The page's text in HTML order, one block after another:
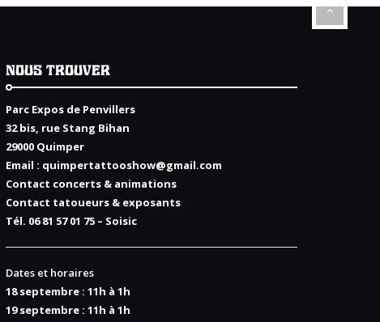
NOUS TROUVER
Parc Expos de Penvillers
32 bis, rue Stang Bihan
29000 Quimper
Email : quimpertattooshow@gmail.com
Contact concerts & animations
Contact tatoueurs & exposants
Tél. 06 81 57 01 75 – Soisic
Dates et horaires
18 septembre : 11h à 1h
19 septembre : 11h à 1h